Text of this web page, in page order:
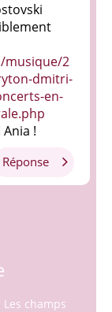
musique/2
dmitri-
en-
!
Réponse
Les champs